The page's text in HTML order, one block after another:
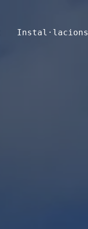
Instal·lacions